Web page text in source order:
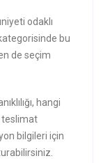
odaklı
bu
de seçim
hangi
teslimat
bilgileri için